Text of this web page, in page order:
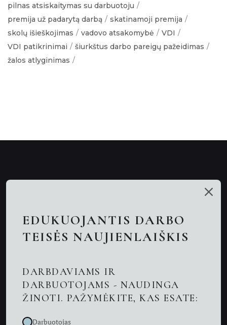
pilnas atsiskaitymas su darbuotoju
premija už padarytą darbą
skatinamoji premija
skolų išieškojimas
vadovo atsakomybė
VDI
VDI patikrinimai
šiurkštus darbo pareigų pažeidimas
žalos atlyginimas
Nuotolinės konsultacijos
Advokatas Kaune
Naujienos
EDUKUOJANTIS DARBO
TEISĖS NAUJIENLAIŠKIS
DARBDAVIAMS IR
DARBUOTOJAMS - NAUDINGA
ŽINOTI. PAŽYMĖKITE, KAS ESATE:
Darbuotojas